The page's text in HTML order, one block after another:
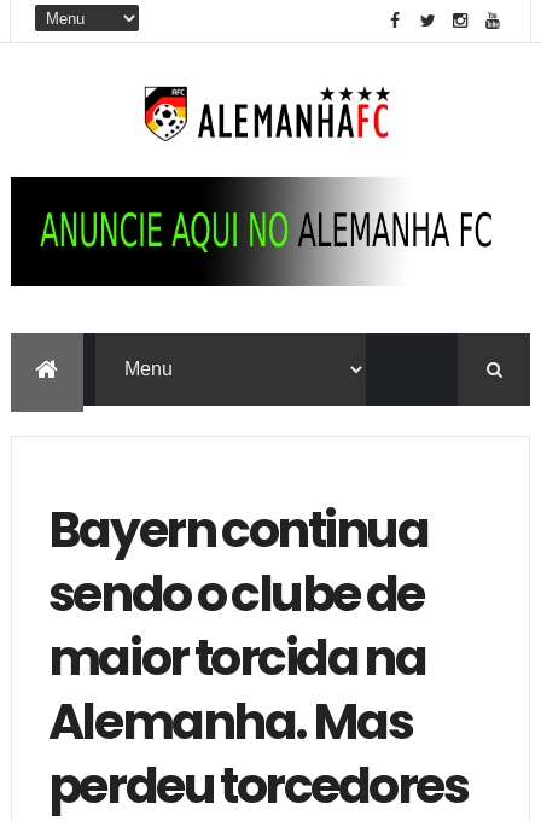
Bayern continua
sendo o clube de
maior torcida na
Alemanha. Mas
perdeu torcedores